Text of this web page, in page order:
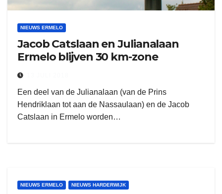
NIEUWS ERMELO
Jacob Catslaan en Julianalaan
Ermelo blijven 30 km-zone
Een deel van de Julianalaan (van de Prins
Hendriklaan tot aan de Nassaulaan) en de Jacob
Catslaan in Ermelo worden…
NIEUWS ERMELO NIEUWS HARDERWIJK